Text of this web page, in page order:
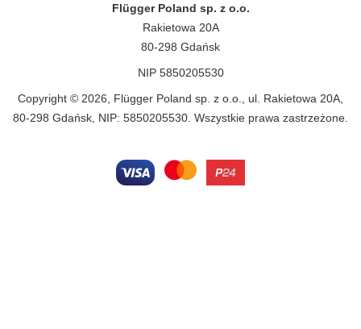
Flügger Poland sp. z o.o.
Rakietowa 20A
80-298 Gdańsk
NIP 5850205530
Copyright © 2026, Flügger Poland sp. z o.o., ul. Rakietowa 20A,
80-298 Gdańsk, NIP: 5850205530. Wszystkie prawa zastrzeżone.